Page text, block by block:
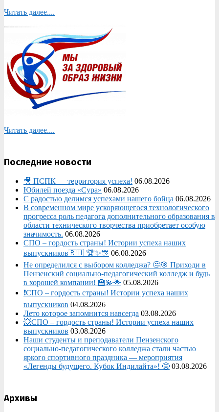
Читать далее....
Читать далее....
Последние новости
🎥 ПСПК — территория успеха! 06.08.2026
Юбилей поезда «Сура» 06.08.2026
С радостью делимся успехами нашего бойца 06.08.2026
В современном мире ускоряющегося технологического
прогресса роль педагога дополнительного образования в
области технического творчества приобретает особую
значимость. 06.08.2026
СПО – гордость страны! Истории успеха наших
выпускников🇷🇺 🏆✨🎊 06.08.2026
Не определился с выбором колледжа? 🤔🎯 Приходи в
Пензенский социально-педагогический колледж и будь
в хорошей компании! 🏫💫🌟 05.08.2026
❗СПО – гордость страны! Истории успеха наших
выпускников 04.08.2026
Лето которое запомнится навсегда 03.08.2026
💥СПО – гордость страны! Истории успеха наших
выпускников 03.08.2026
Наши студенты и преподаватели Пензенского
социально‑педагогического колледжа стали частью
яркого спортивного праздника — мероприятия
«Легенды будущего. Кубок Индилайта»! 🤩 03.08.2026
Архивы